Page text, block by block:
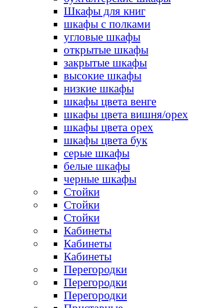
Шкафы для книг
шкафы с полками
угловые шкафы
открытые шкафы
закрытые шкафы
высокие шкафы
низкие шкафы
шкафы цвета венге
шкафы цвета вишня/орех
шкафы цвета орех
шкафы цвета бук
серые шкафы
белые шкафы
черные шкафы
Стойки
Стойки
Стойки
Кабинеты
Кабинеты
Кабинеты
Перегородки
Перегородки
Перегородки